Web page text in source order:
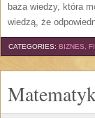
baza wiedzy, która
wiedzą, że
CATEGORIES: BIZNES,